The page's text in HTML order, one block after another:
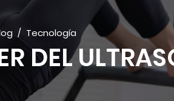
Tecnología
DEL